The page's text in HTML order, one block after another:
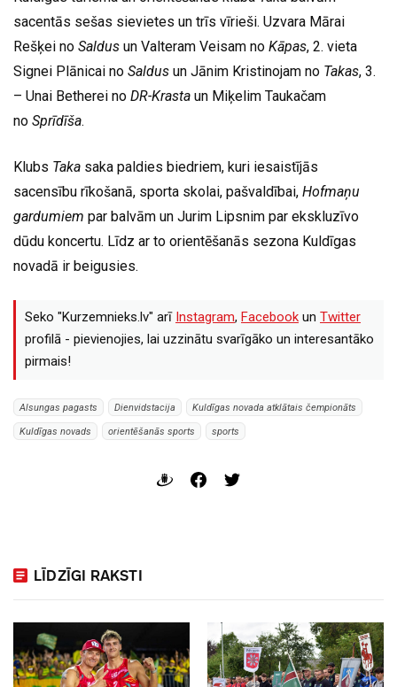
sacentās sešas sievietes un trīs vīrieši. Uzvara Mārai
Rešķei no Saldus un Valteram Veisam no Kāpas, 2. vieta
Signei Plānicai no Saldus un Jānim Kristinojam no Takas, 3.
– Unai Betherei no DR-Krasta un Miķelim Taukačam
no Sprīdīša.
Klubs Taka saka paldies biedriem, kuri iesaistījās
sacensību rīkošanā, sporta skolai, pašvaldībai, Hofmaņu
gardumiem par balvām un Jurim Lipsnim par ekskluzīvo
dūdu koncertu. Līdz ar to orientēšanās sezona Kuldīgas
novadā ir beigusies.
Seko "Kurzemnieks.lv" arī Instagram, Facebook un Twitter
profilā - pievienojies, lai uzzinātu svarīgāko un interesantāko
pirmais!
Alsungas pagasts Dienvidstacija Kuldīgas novada atklātais čempionāts
Kuldīgas novads orientēšanās sports sports
LĪDZĪGI RAKSTI